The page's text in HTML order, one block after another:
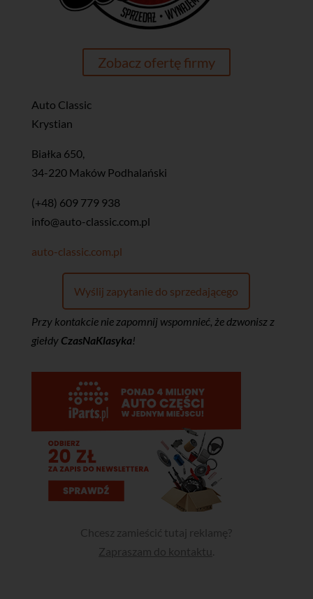
Zobacz ofertę firmy
Auto Classic
Krystian
Białka 650,
34-220 Maków Podhalański
(+48) 609 779 938
info@auto-classic.com.pl
auto-classic.com.pl
Wyślij zapytanie do sprzedającego
Przy kontakcie nie zapomnij wspomnieć, że dzwonisz z
giełdy CzasNaKlasyka!
Chcesz zamieścić tutaj reklamę?
Zapraszam do kontaktu